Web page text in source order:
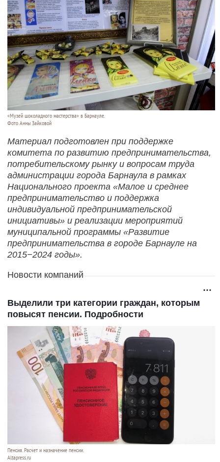
«Музей шоколадного мастерства» в Барнауле.
Фото Анны Зайковой
Материал подготовлен при поддержке
комитета по развитию предпринимательства,
потребительскому рынку и вопросам труда
администрации города Барнаула в рамках
Национального проекта «Малое и среднее
предпринимательство и поддержка
индивидуальной предпринимательской
инициативы» и реализации мероприятий
муниципальной программы «Развитие
предпринимательства в городе Барнауле на
2015−2024 годы».
Новости компаний
Выделили три категории граждан, которым
повысят пенсии. Подробности
Пенсия. Расчет и назначение пенсии.
Altapress.ru